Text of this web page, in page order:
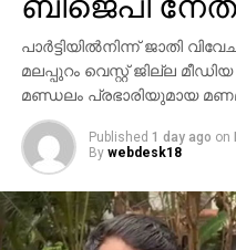
പാര്‍ട്ടിയില്‍നിന്ന് ജാതി
മലപ്പുറം വെസ്റ്റ് ജില്ല
മണ്ഡലം പ്രഭാരിയുമായ